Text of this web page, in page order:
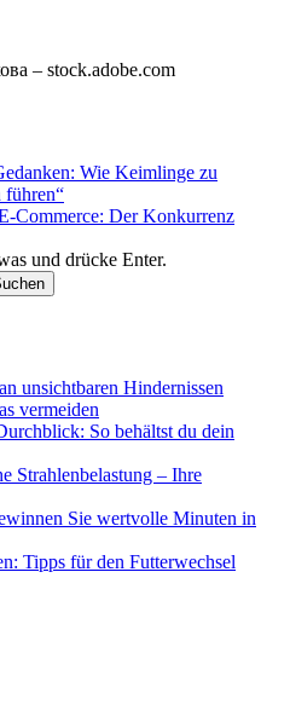
– stock.adobe.com
Wie Keimlinge zu
führen“
Commerce: Der Konkurrenz
und drücke Enter.
unsichtbaren Hindernissen
vermeiden
So behältst du dein
Strahlenbelastung – Ihre
Sie wertvolle Minuten in
Tipps für den Futterwechsel